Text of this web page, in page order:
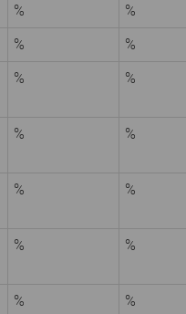
%
%
%
%
% %
% %
% %
% %
% %